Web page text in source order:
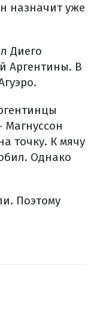
назначит уже
Диего
Аргентины. В
Магнуссон
точку. К мячу
Однако
Поэтому